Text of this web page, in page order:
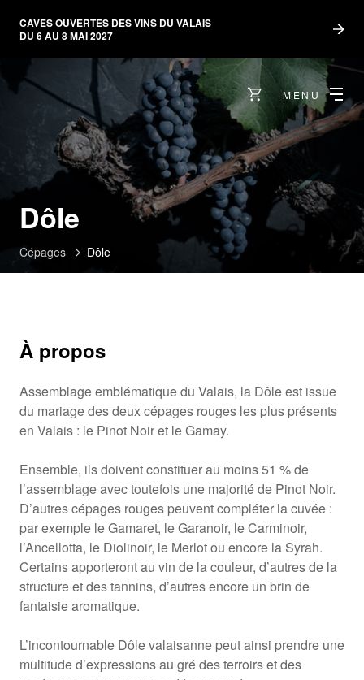
CAVES OUVERTES DES VINS DU VALAIS
DU 6 AU 8 MAI 2027
MENU
Dôle
Cépages Dôle
À propos
Assemblage emblématique du Valais, la Dôle est issue
du mariage des deux cépages rouges les plus présents
en Valais : le Pinot Noir et le Gamay.
Ensemble, ils doivent constituer au moins 51 % de
l’assemblage avec toutefois une majorité de Pinot Noir.
D’autres cépages rouges peuvent compléter la cuvée :
par exemple le Gamaret, le Garanoir, le Carminoir,
l’Ancellotta, le Diolinoir, le Merlot ou encore la Syrah.
Certains apporteront au vin de la couleur, d’autres de la
structure et des tannins, d’autres encore un brin de
fantaisie aromatique.
L’incontournable Dôle valaisanne peut ainsi prendre une
multitude d’expressions au gré des terroirs et des